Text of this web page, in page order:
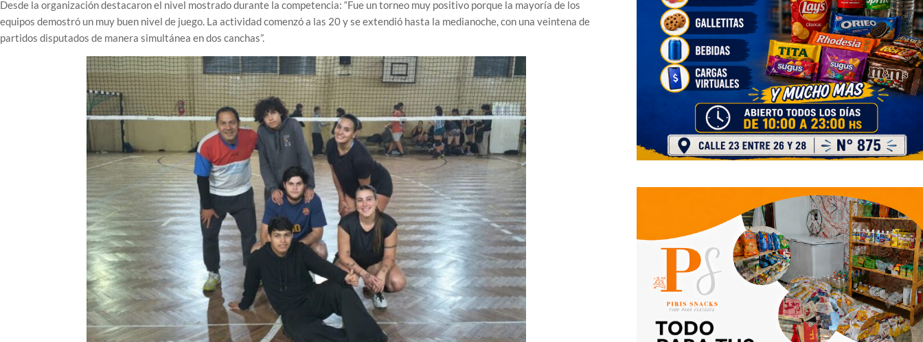
Desde la organización destacaron el nivel mostrado durante la competencia: “Fue un torneo muy positivo porque la mayoría de los
equipos demostró un muy buen nivel de juego. La actividad comenzó a las 20 y se extendió hasta la medianoche, con una veintena de
partidos disputados de manera simultánea en dos canchas”.